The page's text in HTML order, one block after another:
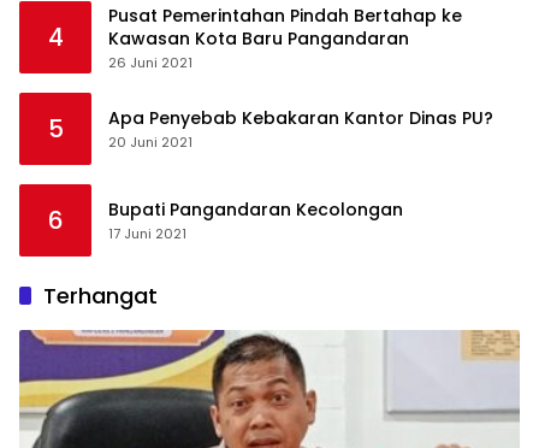
4
Pusat Pemerintahan Pindah Bertahap ke
Kawasan Kota Baru Pangandaran
26 Juni 2021
5 Apa Penyebab Kebakaran Kantor Dinas PU?
20 Juni 2021
6 Bupati Pangandaran Kecolongan
17 Juni 2021
Terhangat